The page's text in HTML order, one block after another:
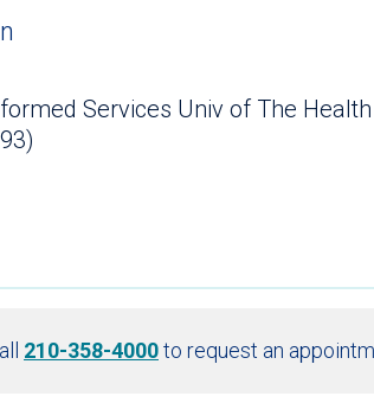
Services Univ of The
210-358-4000to request an